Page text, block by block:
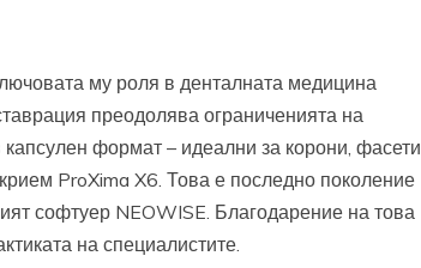
му роля в денталната медицина
преодолява ограниченията на
формат – идеални за корони, фасети
ProXima X6. Това е последно поколение
софтуер NEOWISE. Благодарение на това
на специалистите.